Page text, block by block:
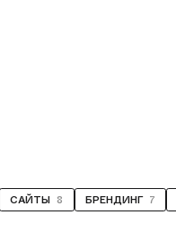
САЙТЫ 8 БРЕНДИНГ 7